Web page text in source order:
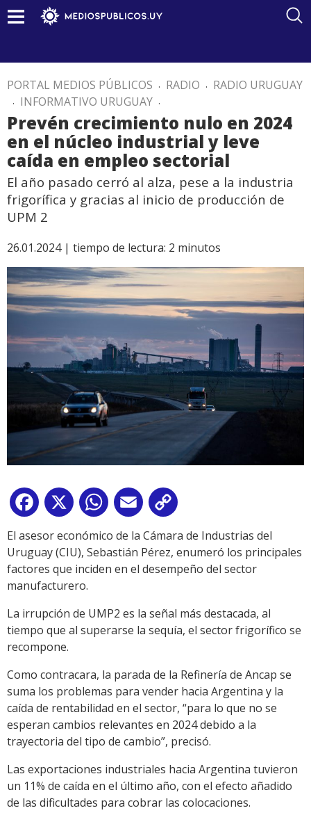
PORTAL MEDIOS PÚBLICOS . RADIO . RADIO URUGUAY
. INFORMATIVO URUGUAY .
Prevén crecimiento nulo en 2024
en el núcleo industrial y leve
caída en empleo sectorial
El año pasado cerró al alza, pese a la industria
frigorífica y gracias al inicio de producción de
UPM 2
26.01.2024 | tiempo de lectura: 2 minutos
Facebook
X WhatsApp
Email
Link
El asesor económico de la Cámara de Industrias del
Uruguay (CIU), Sebastián Pérez, enumeró los principales
factores que inciden en el desempeño del sector
manufacturero.
La irrupción de UMP2 es la señal más destacada, al
tiempo que al superarse la sequía, el sector frigorífico se
recompone.
Como contracara, la parada de la Refinería de Ancap se
suma los problemas para vender hacia Argentina y la
caída de rentabilidad en el sector, “para lo que no se
esperan cambios relevantes en 2024 debido a la
trayectoria del tipo de cambio”, precisó.
Las exportaciones industriales hacia Argentina tuvieron
un 11% de caída en el último año, con el efecto añadido
de las dificultades para cobrar las colocaciones.